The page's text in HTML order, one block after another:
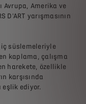
Avrupa, Amerika ve
D'ART yarışmasının
iç süslemeleriyle
kaplama, çalışma
harekete, özellikle
karşısında
eşlik ediyor.